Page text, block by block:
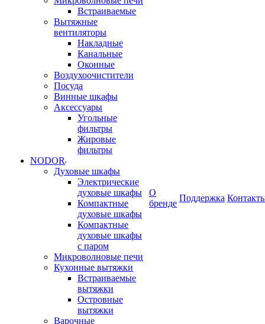
Встраиваемые
Вытяжные
вентиляторы
Накладные
Канальные
Оконные
Воздухоочистители
Посуда
Винные шкафы
Аксессуары
Угольные
фильтры
Жировые
фильтры
NODOR
Духовые шкафы
Электрические
духовые шкафы
Компактные
духовые шкафы
Компактные
духовые шкафы
с паром
Микроволновые печи
Кухонные вытяжки
Встраиваемые
вытяжки
Островные
вытяжки
Варочные
О
бренде
Поддержка